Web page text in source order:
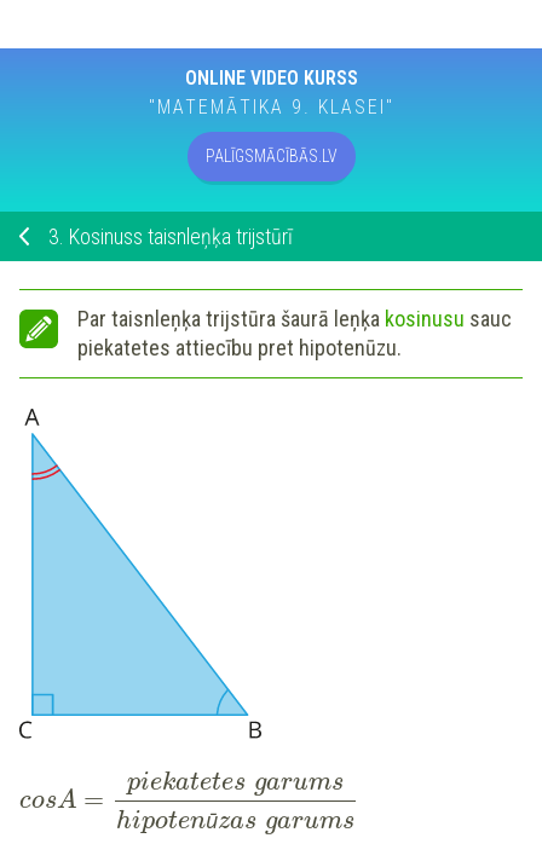
ONLINE VIDEO KURSS
"MATEMĀTIKA 9. KLASEI"
PALĪGSMĀCĪBĀS.LV
3. Kosinuss taisnleņķa trijstūrī
Par taisnleņķa trijstūra šaurā leņķa kosinusu sauc
piekatetes attiecību pret hipotenūzu.
cosA =
piekatetes garums
hipotenūzas garums